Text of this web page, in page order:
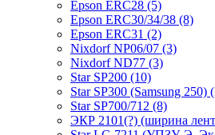
Epson ERC28 (5)
Epson ERC30/34/38 (8)
Epson ERC31 (2)
Nixdorf NP06/07 (3)
Nixdorf ND77 (3)
Star SP200 (10)
Star SP300 (Samsung 250)
Star SP700/712 (8)
ЭКР 2101(?) (ширина